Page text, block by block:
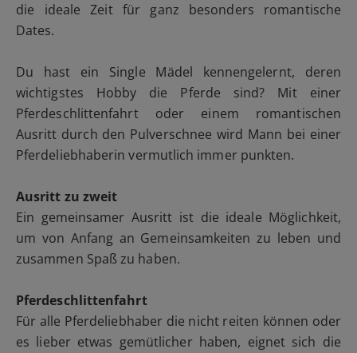
die ideale Zeit für ganz besonders romantische
Dates.
Du hast ein Single Mädel kennengelernt, deren
wichtigstes Hobby die Pferde sind? Mit einer
Pferdeschlittenfahrt oder einem romantischen
Ausritt durch den Pulverschnee wird Mann bei einer
Pferdeliebhaberin vermutlich immer punkten.
Ausritt zu zweit
Ein gemeinsamer Ausritt ist die ideale Möglichkeit,
um von Anfang an Gemeinsamkeiten zu leben und
zusammen Spaß zu haben.
Pferdeschlittenfahrt
Für alle Pferdeliebhaber die nicht reiten können oder
es lieber etwas gemütlicher haben, eignet sich die